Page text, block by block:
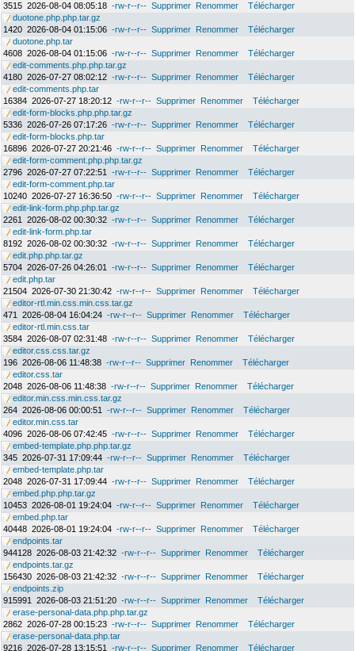
3515 2026-08-04 08:05:18 -rw-r--r-- Supprimer Renommer
Télécharger
duotone.php.php.tar.gz
1420 2026-08-04 01:15:06 -rw-r--r-- Supprimer Renommer
Télécharger
duotone.php.tar
4608 2026-08-04 01:15:06 -rw-r--r-- Supprimer Renommer
Télécharger
edit-comments.php.php.tar.gz
4180 2026-07-27 08:02:12 -rw-r--r-- Supprimer Renommer
Télécharger
edit-comments.php.tar
16384 2026-07-27 18:20:12 -rw-r--r-- Supprimer Renommer
Télécharger
edit-form-blocks.php.php.tar.gz
5336 2026-07-26 07:17:26 -rw-r--r-- Supprimer Renommer
Télécharger
edit-form-blocks.php.tar
16896 2026-07-27 20:21:46 -rw-r--r-- Supprimer Renommer
Télécharger
edit-form-comment.php.php.tar.gz
2796 2026-07-27 07:22:51 -rw-r--r-- Supprimer Renommer
Télécharger
edit-form-comment.php.tar
10240 2026-07-27 16:36:50 -rw-r--r-- Supprimer Renommer
Télécharger
edit-link-form.php.php.tar.gz
2261
2026-08-02 00:30:32 -rw-r--r-- Supprimer Renommer
Télécharger
edit-link-form.php.tar
8192 2026-08-02 00:30:32 -rw-r--r-- Supprimer Renommer
Télécharger
edit.php.php.tar.gz
5704 2026-07-26 04:26:01 -rw-r--r-- Supprimer Renommer
Télécharger
edit.php.tar
21504 2026-07-30 21:30:42 -rw-r--r-- Supprimer Renommer
Télécharger
editor-rtl.min.css.min.css.tar.gz
471
2026-08-04 16:04:24 -rw-r--r-- Supprimer Renommer
Télécharger
editor-rtl.min.css.tar
3584 2026-08-07 02:31:48 -rw-r--r-- Supprimer Renommer
Télécharger
editor.css.css.tar.gz
196 2026-08-06 11:48:38 -rw-r--r-- Supprimer Renommer
Télécharger
editor.css.tar
2048 2026-08-06 11:48:38 -rw-r--r-- Supprimer Renommer
Télécharger
editor.min.css.min.css.tar.gz
264 2026-08-06 00:00:51 -rw-r--r-- Supprimer Renommer
Télécharger
editor.min.css.tar
4096 2026-08-06 07:42:45 -rw-r--r-- Supprimer Renommer
Télécharger
embed-template.php.php.tar.gz
345 2026-07-31 17:09:44 -rw-r--r-- Supprimer Renommer
Télécharger
embed-template.php.tar
2048 2026-07-31 17:09:44 -rw-r--r-- Supprimer Renommer
Télécharger
embed.php.php.tar.gz
10453 2026-08-01 19:24:04 -rw-r--r-- Supprimer Renommer
Télécharger
embed.php.tar
40448 2026-08-01 19:24:04 -rw-r--r-- Supprimer Renommer
Télécharger
endpoints.tar
944128 2026-08-03 21:42:32 -rw-r--r-- Supprimer Renommer
Télécharger
endpoints.tar.gz
156430 2026-08-03 21:42:32 -rw-r--r-- Supprimer Renommer
Télécharger
endpoints.zip
915991
2026-08-03 21:51:20 -rw-r--r-- Supprimer Renommer
Télécharger
erase-personal-data.php.php.tar.gz
2862 2026-07-28 00:15:23 -rw-r--r-- Supprimer Renommer
Télécharger
erase-personal-data.php.tar
9216 2026-07-28 13:15:51 -rw-r--r-- Supprimer Renommer Télécharger